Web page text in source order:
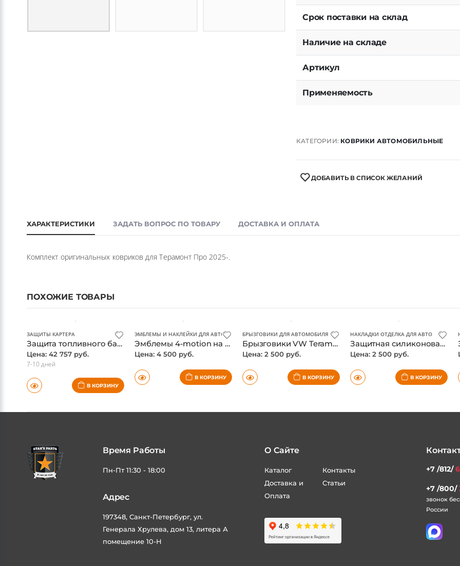
Срок поставки на склад
Наличие на складе
Артикул
Применяемость
КАТЕГОРИИ: КОВРИКИ АВТОМОБИЛЬНЫЕ
ДОБАВИТЬ В СПИСОК ЖЕЛАНИЙ
ХАРАКТЕРИСТИКИ ЗАДАТЬ ВОПРОС ПО ТОВАРУ ДОСТАВКА И ОПЛАТА
Комплект оригинальных ковриков для Терамонт Про 2025-.
ПОХОЖИЕ ТОВАРЫ
ЗАЩИТЫ КАРТЕРА
Защита топливного бака VW Teramont, алюминий 4мм, ТСС
Цена: 42 757 руб.
7-10 дней
В КОРЗИНУ
ЭМБЛЕМЫ И НАКЛЕЙКИ ДЛЯ АВТО
Эмблемы 4-motion на крылья для VW Teramont,
Цена: 4 500 руб.
В КОРЗИНУ
БРЫЗГОВИКИ ДЛЯ АВТОМОБИЛЯ
Брызговики VW Teramont Pro 2025-, комплект 4шт
Цена: 2 500 руб.
В КОРЗИНУ
НАКЛАДКИ ОТДЕЛКА ДЛЯ АВТО
Защитная силиконовая накладка на центральную консоль VW Teramont Pro 2025-, цвет бородовый
Цена: 2 500 руб.
В КОРЗИНУ
Время Работы
Пн-Пт 11:30 - 18:00
Адрес
197348, Санкт-Петербург, ул.
Генерала Хрулева, дом 13, литера А
помещение 10-Н
О Сайте
Каталог
Доставка и
Оплата
Контакты
Статьи
+7 /812/
+7 /800/
звонок
России